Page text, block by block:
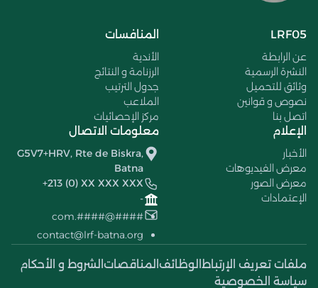
LRF05
عن الرابطة
النشرة الرسمية
وثائق للتحميل
نصوص و قوانين
اتصل بنا
المنافسات
الأندية
الرزنامة و النتائج
جدول الترتيب
الملاعب
مركز الإحصائيات
الإعلام
الأخبار
معرض الفيديوهات
معرض الصور
الإعتمادات
معلومات الاتصال
G5V7+HRV, Rte de Biskra,
Batna
+213 (0) XX XXX XXX
-
####@####.com
contact@lrf-batna.org
ملفات تعريف الإرتباط الوظائف المناقصات الشروط و الأحكام
سياسة الخصوصية